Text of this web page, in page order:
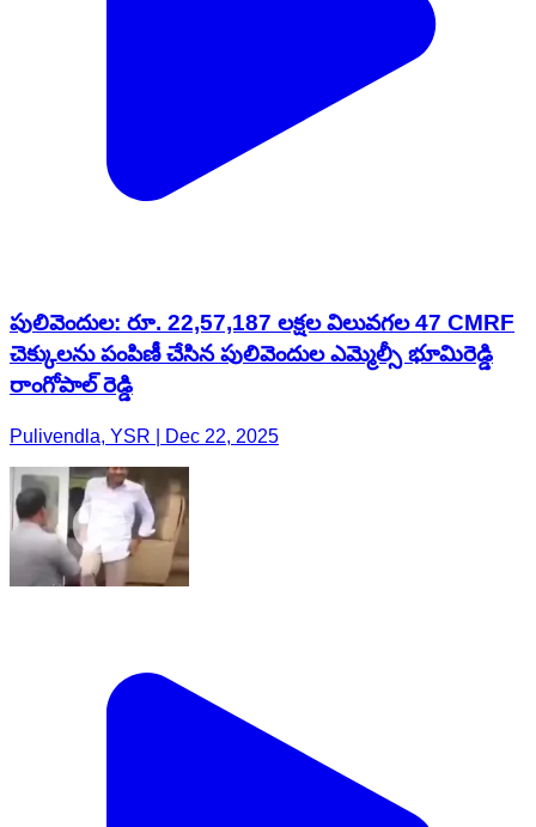
పులివెందుల: రూ. 22,57,187 లక్షల విలువగల 47 CMRF
చెక్కులను పంపిణీ చేసిన పులివెందుల ఎమ్మెల్సీ భూమిరెడ్డి
రాంగోపాల్ రెడ్డి
Pulivendla, YSR | Dec 22, 2025